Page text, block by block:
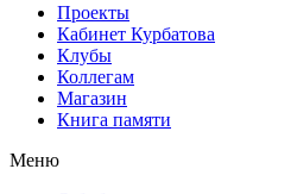
Проекты
Кабинет Курбатова
Клубы
Коллегам
Магазин
Книга памяти
Меню